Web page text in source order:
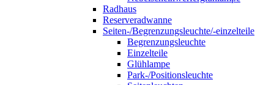
Radhaus
Reserveradwanne
Seiten-/Begrenzungsleuchte/-einzelteile
Begrenzungsleuchte
Einzelteile
Glühlampe
Park-/Positionsleuchte